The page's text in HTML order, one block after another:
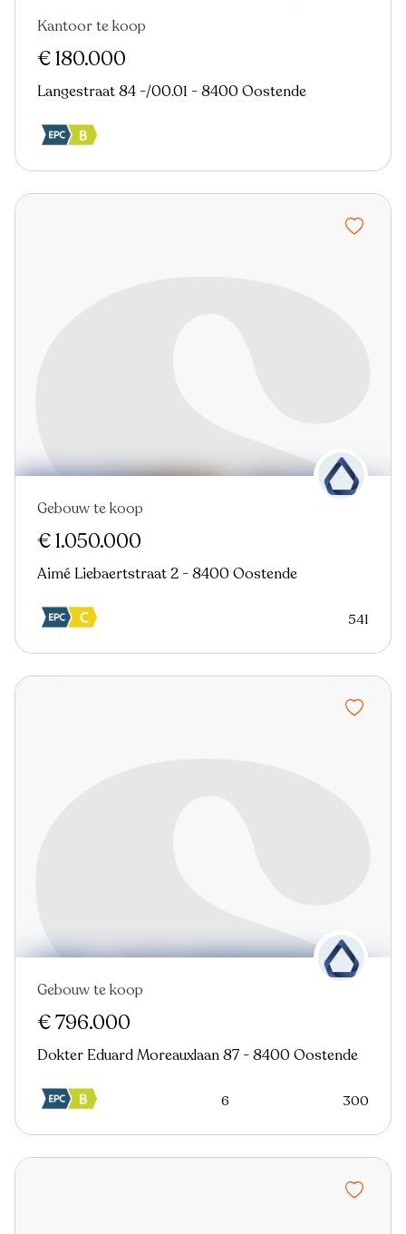
Nieuw
Kantoor te koop
€ 180.000
Langestraat 84 -/00.01 - 8400 Oostende
Gebouw te koop
€ 1.050.000
Aimé Liebaertstraat 2 - 8400 Oostende
541
Gebouw te koop
€ 796.000
Dokter Eduard Moreauxlaan 87 - 8400 Oostende
6 300